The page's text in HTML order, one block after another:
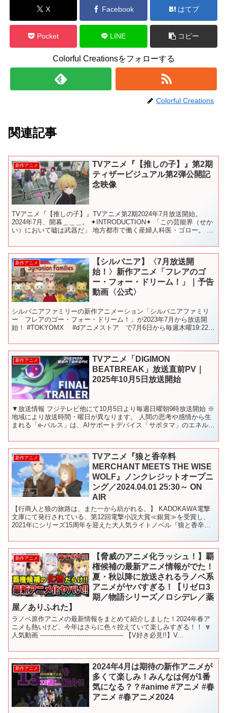
X Facebook はてブ
Pocket LINE コピー
Colorful Creationsをフォローする
Colorful Creations
関連記事
新作アニメ
TVアニメ『【推しの子】』第2期
ティザービジュアル第2弾公開記
念映像
TVアニメ『【推しの子】』TVアニメ第2期2024年7月放送開始。
2024年7月、開幕＿＿＿。 ✦INTRODUCTION✦ 「この芸能界（せか
い）において嘘は武器だ」 地方都市で働く産婦人科医・ゴロー。 あ
新作アニメ
【シルバニア】〈7月放送開
始！〉新作アニメ「フレアのゴ
ー・フォー・ドリーム！」｜予告
動画〈公式〉
シルバニアファミリーの新作アニメーション「シルバニアファミリ
ー フレアのゴー・フォー・ドリーム！」が2023年7月から放送開
始！ #TOKYOMX #dアニメストア で7月6日から毎週木曜19:22
新作アニメ
TVアニメ「DIGIMON
BEATBREAK」放送直前PV｜
2025年10月5日放送開始
▼放送情報 フジテレビ他にて10月5日より毎週日曜朝9時放送開始 ※
地域により放送時間・曜日が異なります。 人間の思考や感情から生
まれる「e-パルス」は、AIサポートデバイス「サポタマ」のエネルギ
新作アニメ
TVアニメ『狼と香辛料
MERCHANT MEETS THE WISE
WOLF』ノンクレジットオープニ
ング／2024.04.01 25:30～ ON
AIR
【行商人と狼の旅路は、また一から紡がれる。】 KADOKAWA電撃
文庫にて発行されている、第12回電撃小説大賞≪銀賞≫を受賞し、
2021年にシリーズ15周年を迎えた大人気ライトノベル『狼と香辛
新作アニメ
【脅威のアニメ化ラッシュ！】覇
権候補の最新アニメ情報がでた！
夏・秋以降に放送されるラノベ系
アニメがヤバすぎる！【リゼロ3
期／物語シリーズ／ロシデレ／薬
屋／ありふれた】
ラノベ原作アニメの最新情報をまとめて紹介しました！2024年春ア
ニメも熱いけど、今年はさらに色々控えていて楽しみすぎる！！ 🔽
人気動画 ----------------------------------------- 【V好き必見!!】V...
新作アニメ
2024年4月は期待の新作アニメが
多くて楽しみ！みんなは何が1番
気になる？？#anime #アニメ #春
アニメ #春アニメ2024